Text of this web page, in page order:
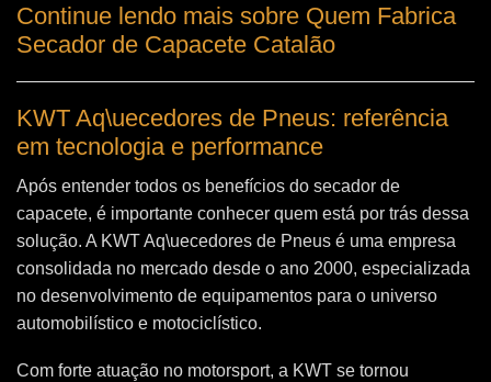
Continue lendo mais sobre Quem Fabrica
Secador de Capacete Catalão
KWT Aq\uecedores de Pneus: referência
em tecnologia e performance
Após entender todos os benefícios do secador de
capacete, é importante conhecer quem está por trás dessa
solução. A KWT Aq\uecedores de Pneus é uma empresa
consolidada no mercado desde o ano 2000, especializada
no desenvolvimento de equipamentos para o universo
automobilístico e motociclístico.
Com forte atuação no motorsport, a KWT se tornou